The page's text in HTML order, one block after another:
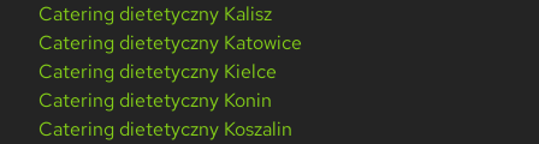
Catering dietetyczny Kalisz
Catering dietetyczny Katowice
Catering dietetyczny Kielce
Catering dietetyczny Konin
Catering dietetyczny Koszalin